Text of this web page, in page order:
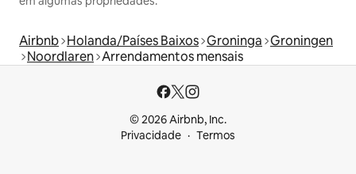
Airbnb Holanda/Países Baixos Groninga Groningen
Noordlaren Arrendamentos mensais
© 2026 Airbnb, Inc.
Privacidade
Termos